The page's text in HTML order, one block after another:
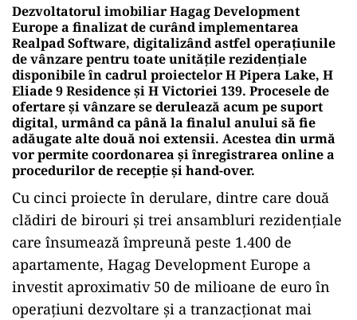
Dezvoltatorul imobiliar Hagag Development
Europe a finalizat de curând implementarea
Realpad Software, digitalizând astfel operațiunile
de vânzare pentru toate unitățile rezidențiale
disponibile în cadrul proiectelor H Pipera Lake, H
Eliade 9 Residence și H Victoriei 139. Procesele de
ofertare și vânzare se derulează acum pe suport
digital, urmând ca până la finalul anului să fie
adăugate alte două noi extensii. Acestea din urmă
vor permite coordonarea și înregistrarea online a
procedurilor de recepție și hand-over.
Cu cinci proiecte în derulare, dintre care două
clădiri de birouri și trei ansambluri rezidențiale
care însumează împreună peste 1.400 de
apartamente, Hagag Development Europe a
investit aproximativ 50 de milioane de euro în
operațiuni dezvoltare și a tranzacționat mai